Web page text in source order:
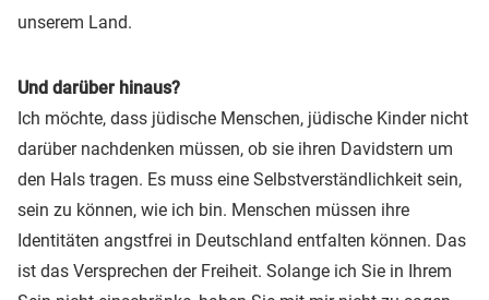
unserem Land.
Und darüber hinaus?
Ich möchte, dass jüdische Menschen, jüdische Kinder nicht
darüber nachdenken müssen, ob sie ihren Davidstern um
den Hals tragen. Es muss eine Selbstverständlichkeit sein,
sein zu können, wie ich bin. Menschen müssen ihre
Identitäten angstfrei in Deutschland entfalten können. Das
ist das Versprechen der Freiheit. Solange ich Sie in Ihrem